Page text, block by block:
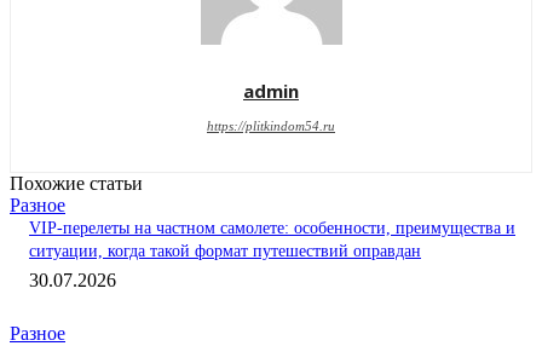
admin
https://plitkindom54.ru
Похожие статьи
Разное
VIP-перелеты на частном самолете: особенности, преимущества и
ситуации, когда такой формат путешествий оправдан
30.07.2026
Разное